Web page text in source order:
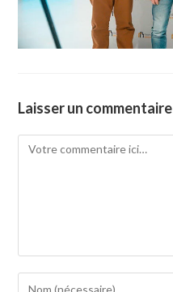
Laisser un commentaire